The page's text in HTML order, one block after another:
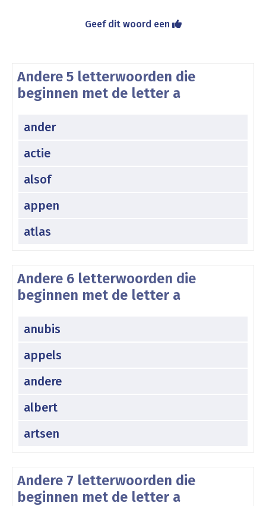
Geef dit woord een
Andere 5 letterwoorden die
beginnen met de letter a
ander
actie
alsof
appen
atlas
Andere 6 letterwoorden die
beginnen met de letter a
anubis
appels
andere
albert
artsen
Andere 7 letterwoorden die
beginnen met de letter a